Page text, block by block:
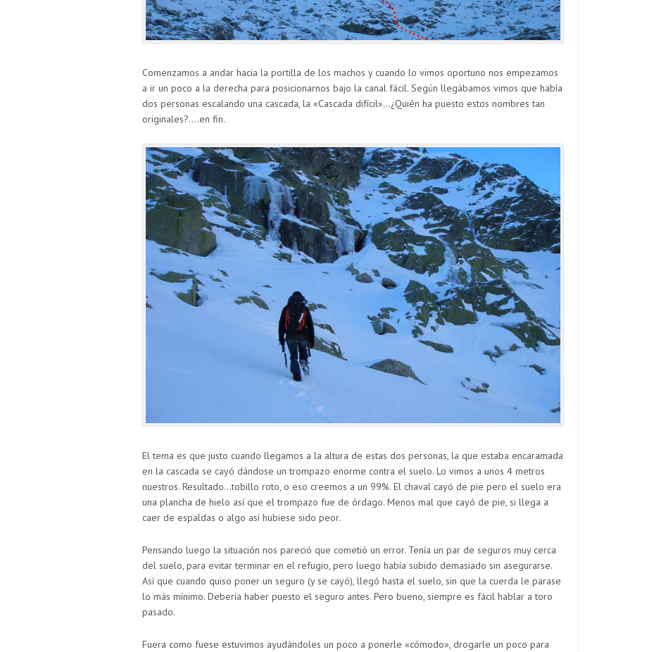
Comenzamos a andar hacia la portilla de los machos y cuando lo vimos oportuno nos empezamos
a ir un poco a la derecha para posicionarnos bajo la canal fácil. Según llegábamos vimos que había
dos personas escalando una cascada, la «Cascada difícil»…¿Quién ha puesto estos nombres tan
originales?….en fin.
El tema es que justo cuando llegamos a la altura de estas dos personas, la que estaba encaramada
en la cascada se cayó dándose un trompazo enorme contra el suelo. Lo vimos a unos 4 metros
nuestros. Resultado…tobillo roto, o eso creemos a un 99%. El chaval cayó de pie pero el suelo era
una plancha de hielo así que el trompazo fue de órdago. Menos mal que cayó de pie, si llega a
caer de espaldas o algo así hubiese sido peor.
Pensando luego la situación nos pareció que cometió un error. Tenía un par de seguros muy cerca
del suelo, para evitar terminar en el refugio, pero luego había subido demasiado sin asegurarse.
Así que cuando quiso poner un seguro (y se cayó), llegó hasta el suelo, sin que la cuerda le parase
lo más mínimo. Debería haber puesto el seguro antes. Pero bueno, siempre es fácil hablar a toro
pasado.
Fuera como fuese estuvimos ayudándoles un poco a ponerle «cómodo», drogarle un poco para